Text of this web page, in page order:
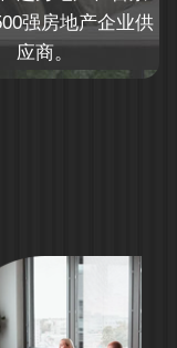
强房地产企业供
应商。